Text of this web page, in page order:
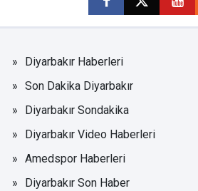
Diyarbakır Haberleri
Son Dakika Diyarbakır
Diyarbakır Sondakika
Diyarbakır Video Haberleri
Amedspor Haberleri
Diyarbakır Son Haber